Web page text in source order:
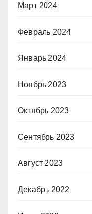
Март 2024
Февраль 2024
Январь 2024
Ноябрь 2023
Октябрь 2023
Сентябрь 2023
Август 2023
Декабрь 2022